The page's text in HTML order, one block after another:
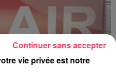
vie privée est notre
Continuer sans accepter